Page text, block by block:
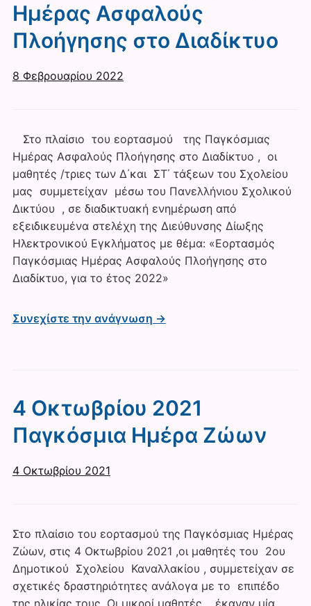
Ημέρας Ασφαλούς
Πλοήγησης στο Διαδίκτυο
8 Φεβρουαρίου 2022
Στο πλαίσιο του εορτασμού της Παγκόσμιας
Ημέρας Ασφαλούς Πλοήγησης στο Διαδίκτυο , οι
μαθητές /τριες των Δ΄και ΣΤ΄ τάξεων του Σχολείου
μας συμμετείχαν μέσω του Πανελλήνιου Σχολικού
Δικτύου , σε διαδικτυακή ενημέρωση από
εξειδικευμένα στελέχη της Διεύθυνσης Δίωξης
Ηλεκτρονικού Εγκλήματος με θέμα: «Εορτασμός
Παγκόσμιας Ημέρας Ασφαλούς Πλοήγησης στο
Διαδίκτυο, για το έτος 2022»
Συνεχίστε την ανάγνωση →
4 Οκτωβρίου 2021
Παγκόσμια Ημέρα Ζώων
4 Οκτωβρίου 2021
Στο πλαίσιο του εορτασμού της Παγκόσμιας Ημέρας
Ζώων, στις 4 Οκτωβρίου 2021 ,οι μαθητές του 2ου
Δημοτικού Σχολείου Καναλλακίου , συμμετείχαν σε
σχετικές δραστηριότητες ανάλογα με το επιπέδο
της ηλικίας τους. Οι μικροί μαθητές, έκαναν μία